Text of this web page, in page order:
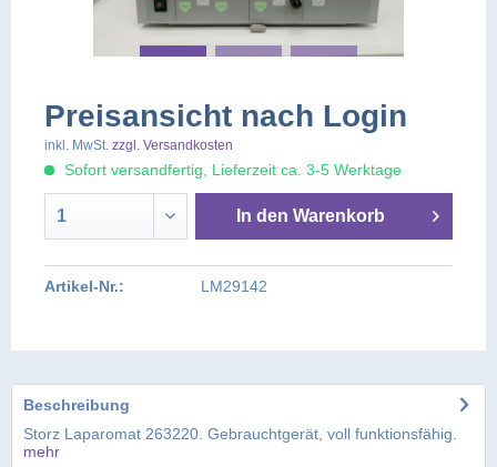
Preisansicht nach Login
inkl. MwSt. zzgl. Versandkosten
Sofort versandfertig, Lieferzeit ca. 3-5 Werktage
In den Warenkorb
Artikel-Nr.: LM29142
Beschreibung
Storz Laparomat 263220. Gebrauchtgerät, voll funktionsfähig.
mehr